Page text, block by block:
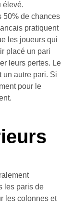
élevé.
50% de chances
pratiquent
les joueurs qui
placé un pari
leurs pertes. Le
un autre pari. Si
pour le
les paris de
les colonnes et